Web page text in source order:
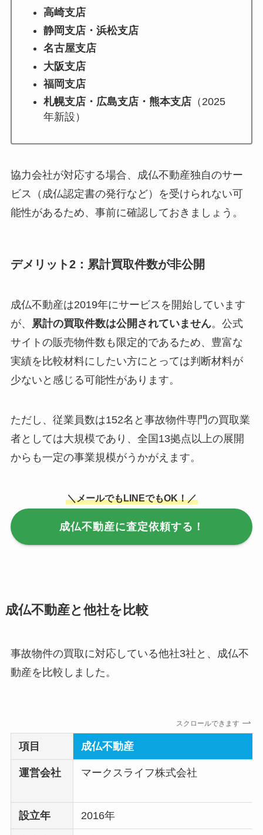
高崎支店
静岡支店・浜松支店
名古屋支店
大阪支店
福岡支店
札幌支店・広島支店・熊本支店（2025
年新設）
協力会社が対応する場合、成仏不動産独自のサー
ビス（成仏認定書の発行など）を受けられない可
能性があるため、事前に確認しておきましょう。
デメリット2：累計買取件数が非公開
成仏不動産は2019年にサービスを開始しています
が、
累計の買取件数は公開されていません。公式
サイトの販売物件数も限定的であるため、豊富な
実績を比較材料にしたい方にとっては判断材料が
少ないと感じる可能性があります。
ただし、従業員数は152名と事故物件専門の買取業
者としては大規模であり、全国13拠点以上の展開
からも一定の事業規模がうかがえます。
＼メールでもLINEでもOK！／
成仏不動産に査定依頼する！
成仏不動産と他社を比較
事故物件の買取に対応している他社3社と、成仏不
動産を比較しました。
スクロールできます
項目 成仏不動産
運営会社 マークスライフ株式会社
設立年 2016年